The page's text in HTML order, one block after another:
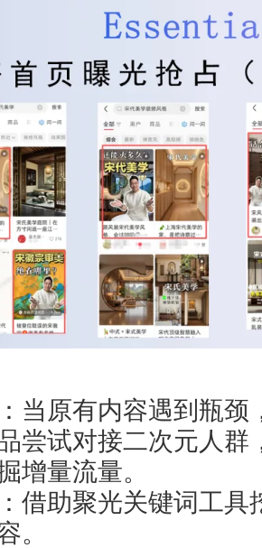
：当原有内容遇到瓶
尝试对接二次元人群
增量流量。
：借助聚光关键词工
。